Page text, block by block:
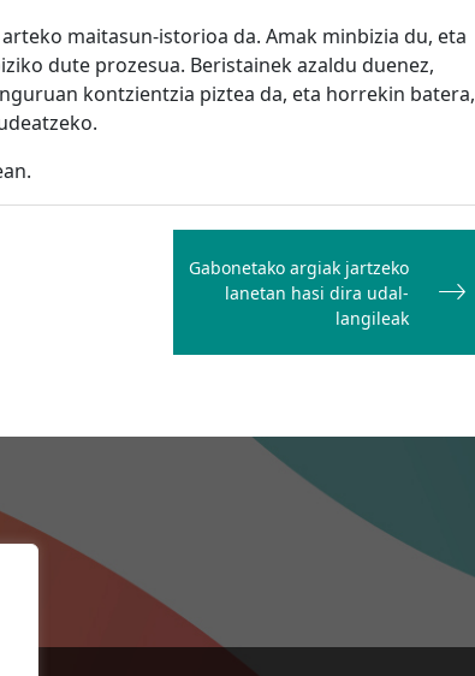
maitasun-istorioa da. Amak minbizia du, eta
dute prozesua. Beristainek azaldu duenez,
kontzientzia piztea da, eta horrekin batera,
Gabonetako argiak jartzeko
lanetan hasi dira udal-
langileak